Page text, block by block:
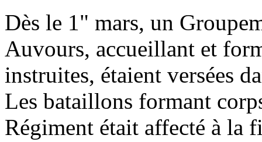
Dès le 1" mars, un
Auvours, accueillant et
instruites, étaient versées
Les bataillons formant
Régiment était affecté à la